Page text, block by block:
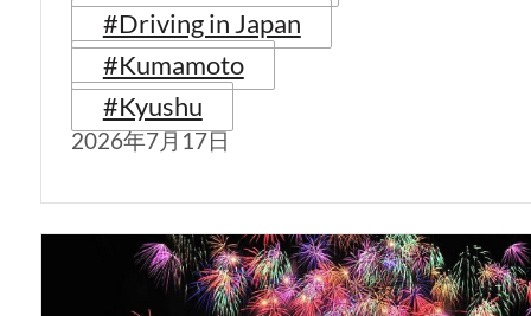
#Driving in Japan
#Kumamoto
#Kyushu
2026年7月17日